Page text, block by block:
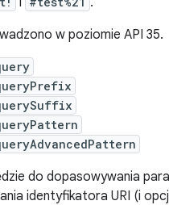
w poziomie API 35.
do dopasowywania
identyfikatora URI (i